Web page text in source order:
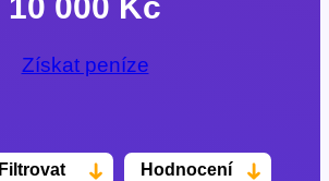
Získat peníze
Filtrovat Hodnocení